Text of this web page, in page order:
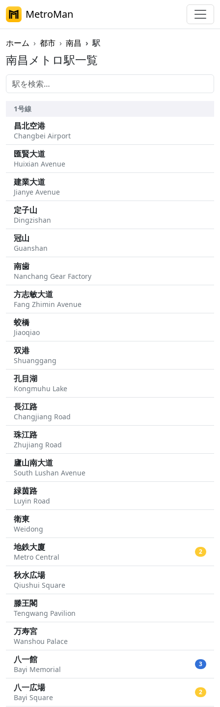
MetroMan
ホーム 都市 南昌 駅
南昌メトロ駅一覧
1号線
昌北空港
Changbei Airport
匯賢大道
Huixian Avenue
建業大道
Jianye Avenue
定子山
Dingzishan
冠山
Guanshan
南歯
Nanchang Gear Factory
方志敏大道
Fang Zhimin Avenue
蛟橋
Jiaoqiao
双港
Shuanggang
孔目湖
Kongmuhu Lake
長江路
Changjiang Road
珠江路
Zhujiang Road
廬山南大道
South Lushan Avenue
緑茵路
Luyin Road
衛東
Weidong
地鉄大廈
Metro Central
2
秋水広場
Qiushui Square
滕王閣
Tengwang Pavilion
万寿宮
Wanshou Palace
八一館
Bayi Memorial
3
八一広場
Bayi Square
2